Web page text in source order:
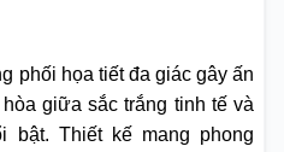
phối họa tiết đa giác gây ấn
giữa sắc trắng tinh tế và
bật. Thiết kế mang phong